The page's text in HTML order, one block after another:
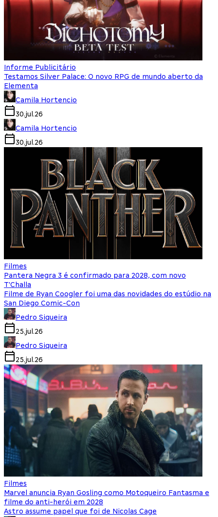
Informe Publicitário
Testamos Silver Palace: O novo RPG de mundo aberto da
Elementa
Camila Hortencio
30.jul.26
Camila Hortencio
30.jul.26
Filmes
Pantera Negra 3 é confirmado para 2028, com novo
T'Challa
Filme de Ryan Coogler foi uma das novidades do estúdio na
San Diego Comic-Con
Pedro Siqueira
25.jul.26
Pedro Siqueira
25.jul.26
Filmes
Marvel anuncia Ryan Gosling como Motoqueiro Fantasma e
filme do anti-herói em 2028
Astro assume papel que foi de Nicolas Cage